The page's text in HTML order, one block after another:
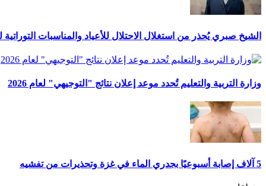
الشيخ صبري يُحذر من استغلال الاحتلال للأعياد والمناسبات
وزارة التربية والتعليم تُحدد موعد إعلان نتائج "التوجيهي" لعام 2026
5 آلاف إصابة أسبوعيًا بجدري الماء في غزة وتحذيرات من تفشيه